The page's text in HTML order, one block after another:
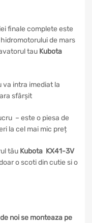
finale complete este
de mars
tau Kubota
intra imediat la
sfârșit
– este o piesa de
la cel mai mic preț
tău Kubota KX41-3V
o scoti din cutie si o
noi se monteaza pe